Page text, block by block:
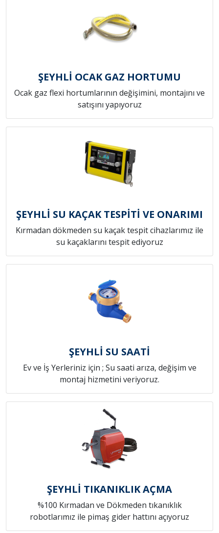
ŞEYHLİ OCAK GAZ HORTUMU
Ocak gaz flexi hortumlarının değişimini, montajını ve
satışını yapıyoruz
ŞEYHLİ SU KAÇAK TESPİTİ VE ONARIMI
Kırmadan dökmeden su kaçak tespit cihazlarımız ile
su kaçaklarını tespit ediyoruz
ŞEYHLİ SU SAATİ
Ev ve İş Yerleriniz için ; Su saati arıza, değişim ve
montaj hizmetini veriyoruz.
ŞEYHLİ TIKANIKLIK AÇMA
%100 Kırmadan ve Dökmeden tıkanıklık
robotlarımız ile pimaş gider hattını açıyoruz